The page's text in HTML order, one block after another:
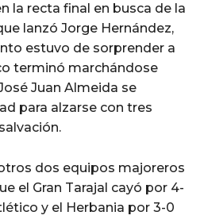
la recta final en busca de la
lanzó Jorge Hernández,
estuvo de sorprender a
terminó marchándose
Juan Almeida se
para alzarse con tres
dos equipos majoreros
el Gran Tarajal cayó por 4-
y el Herbania por 3-0